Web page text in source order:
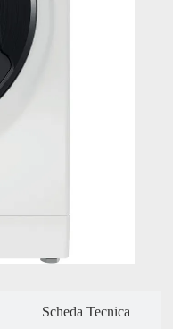
Scheda Tecnica